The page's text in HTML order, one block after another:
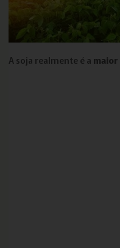
A soja realmente é a maior